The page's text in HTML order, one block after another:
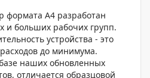
формата А4 разработан
и больших рабочих групп.
устройства - это
до минимума.
наших обновленных
отличается образцовой